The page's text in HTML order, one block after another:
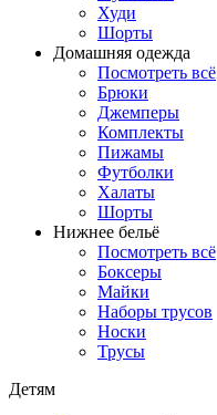
Худи
Шорты
Домашняя одежда
Посмотреть всё
Брюки
Джемперы
Комплекты
Пижамы
Футболки
Халаты
Шорты
Нижнее бельё
Посмотреть всё
Боксеры
Майки
Наборы трусов
Носки
Трусы
Детям